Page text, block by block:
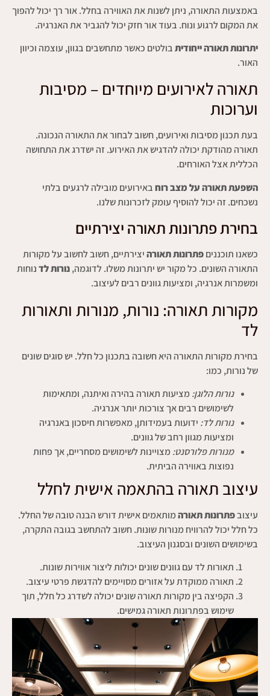
באמצעות התאורה, ניתן לשנות את האווירה בחלל. אור רך יכול להפוך
את המקום לרגוע ונוח. בעוד אור חזק יכול להגביר את האנרגיה.
יתרונות תאורה ייחודיתבולטים כאשר מתחשבים בגוון, עוצמה וכיוון
האור.
תאורה לאירועים מיוחדים – מסיבות
וערוכות
בעת תכנון מסיבות ואירועים, חשוב לבחור את התאורה הנכונה.
תאורה מהודקת יכולה להדגיש את האירוע. זה ישדרג את התחושה
הכללית אצל האורחים.
השפעת תאורה על מצב רוחבאירועים מובילה לרגעים בלתי
נשכחים. זה יכול להוסיף עומק לזכרונות שלנו.
בחירת פתרונות תאורה יצירתיים
כשאנו תוכנניםפתרונות תאורהיצירתיים, חשוב לחשוב על מקורות
התאורה השונים. כל מקור יש יתרונות משלו. לדוגמה,נורות לדנוחות
ומשמרות אנרגיה, ומציעות גוונים רבים לעיצוב.
מקורות תאורה: נורות, מנורות ותאורות
לד
בחירת מקורות התאורה היא חשובה בתכנון כל חלל. יש סוגים שונים
של נורות, כמו:
נורות הלוגן:מציעות תאורה בהירה ואיתנה, ומתאימות
לשימושים רבים אך צורכות יותר אנרגיה.
נורות לד: ידועות בעמידותן, מאפשרות חיסכון באנרגיה
ומציעות מגוון רחב של גוונים.
מנורות פלורסנט:מצויינות לשימושים מסחריים, אך פחות
נפוצות באווירה הביתית.
עיצוב תאורה בהתאמה אישית לחלל
עיצובפתרונות תאורהמותאמים אישית דורש הבנה טובה של החלל.
כל חלל יכול להרוויח מנורות שונות. חשוב להתחשב בגובה התקרה,
בשימושים השונים ובסגנון העיצוב.
תאורות לד עם גוונים שונים יכולות ליצור אווירות שונות.
תאורה ממוקדת על אזורים מסויימים להדגשת פרטי עיצוב.
הקפיצה בין מקורות תאורה שונים יכולה לשדרג כל חלל, תוך
שימוש בפתרונות תאורה גמישים.